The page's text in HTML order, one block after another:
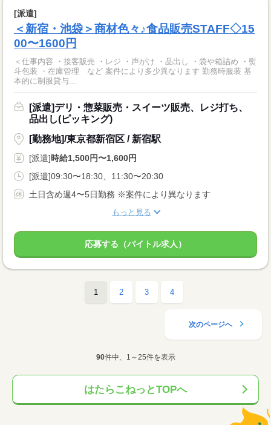
[派遣]
＜新宿・池袋＞商材色々♪食品販売STAFF◇15
00〜1600円
＜仕事内容 ・接客販売 ・レジ ・声がけ ・品出し ・袋や箱詰め ・熨
斗包装 ・在庫管理 など 案件により多少異なります 勤務時服装 基
本的に制服貸与...
[派遣]デリ・惣菜販売・スイーツ販売、レジ打ち、
品出し(ピッキング)
[勤務地]/東京都新宿区 / 新宿駅
[派遣]時給1,500円〜1,600円
[派遣]09:30〜18:30、11:30〜20:30
土日含め週4〜5日勤務 ※案件により異なります
もっと見る
応募する（バイトル求人）
1 2 3 4
次のページへ
90件中、1～25件を表示
はたらこねっとTOPへ